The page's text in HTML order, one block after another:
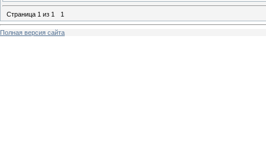
Страница 1 из 1 1
Полная версия сайта